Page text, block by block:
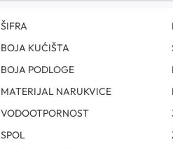
ŠIFRA
BOJA KUĆIŠTA
BOJA PODLOGE
MATERIJAL NARUKVICE
VODOOTPORNOST
SPOL